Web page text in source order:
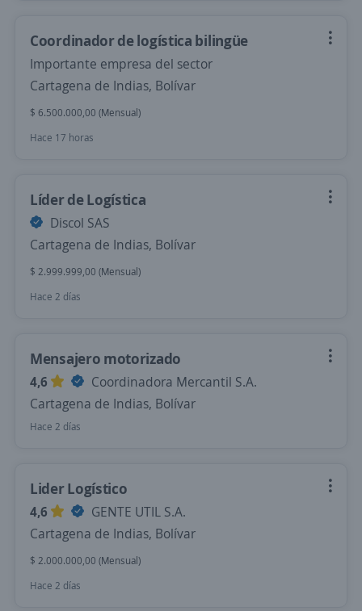
Coordinador de logística bilingüe
Importante empresa del sector
Cartagena de Indias, Bolívar
$ 6.500.000,00 (Mensual)
Hace 17 horas
Líder de Logística
Discol SAS
Cartagena de Indias, Bolívar
$ 2.999.999,00 (Mensual)
Hace 2 días
Mensajero motorizado
4,6
Coordinadora Mercantil S.A.
Cartagena de Indias, Bolívar
Hace 2 días
Lider Logístico
4,6
GENTE UTIL S.A.
Cartagena de Indias, Bolívar
$ 2.000.000,00 (Mensual)
Hace 2 días